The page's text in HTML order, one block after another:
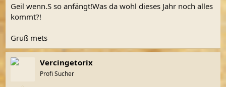
Geil wenn.S so anfängt!Was da wohl dieses Jahr noch alles
kommt?!
Gruß mets
Vercingetorix
Profi Sucher